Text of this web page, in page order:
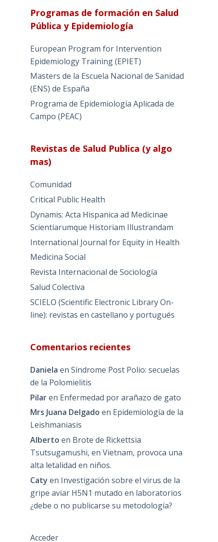
Programas de formación en Salud
Pública y Epidemiología
European Program for Intervention
Epidemiology Training (EPIET)
Masters de la Escuela Nacional de Sanidad
(ENS) de España
Programa de Epidemiología Aplicada de
Campo (PEAC)
Revistas de Salud Publica (y algo
mas)
Comunidad
Critical Public Health
Dynamis: Acta Hispanica ad Medicinae
Scientiarumque Historiam Illustrandam
International Journal for Equity in Health
Medicina Social
Revista Internacional de Sociología
Salud Colectiva
SCIELO (Scientific Electronic Library On-
line): revistas en castellano y portugués
Comentarios recientes
Daniela en Síndrome Post Polio: secuelas
de la Polomielitis
Pilaren Enfermedad por arañazo de gato
Mrs Juana Delgado en Epidemiología de la
Leishmaniasis
Alberto en Brote de Rickettsia
Tsutsugamushi, en Vietnam, provoca una
alta letalidad en niños.
Caty en Investigación sobre el virus de la
gripe aviar H5N1 mutado en laboratorios
¿debe o no publicarse su metodología?
Acceder